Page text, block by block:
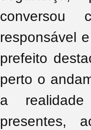
conversou
responsável
prefeito
perto o
a
presentes,